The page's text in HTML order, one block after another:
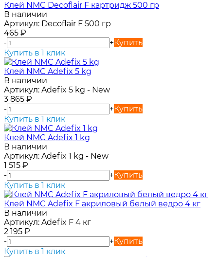
Клей NMC Decoflair F картридж 500 гр
В наличии
Артикул: Decoflair F 500 гр
465 ₽
-
+Купить
Купить в 1 клик
Клей NMC Adefix 5 kg
В наличии
Артикул: Adefix 5 kg - New
3 865 ₽
-
+Купить
Купить в 1 клик
Клей NMC Adefix 1 kg
В наличии
Артикул: Adefix 1 kg - New
1 515 ₽
-
+Купить
Купить в 1 клик
Клей NMC Adefix F акриловый белый ведро 4 кг
В наличии
Артикул: Adefix F 4 кг
2 195 ₽
-
+Купить
Купить в 1 клик